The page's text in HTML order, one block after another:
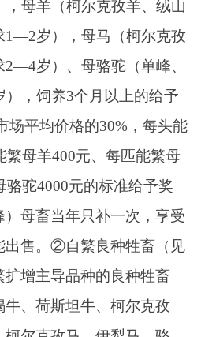
。②自繁良种牲畜（见
主导品种的良种牲畜
荷斯坦牛、柯尔克孜
克孜马、伊犁马、骆
的，见犊补母，按照每
奖补，享受过补贴的牲
场繁户育”、“牧繁农
业或规模化养殖场购买
以上、羊羔10只及以
方式育肥的，每只犊